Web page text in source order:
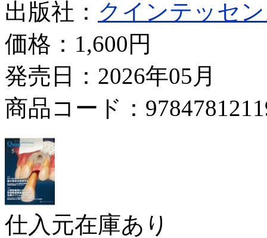
出版社： クインテッセ
価格： 1,600円
発売日：2026年05月
商品コード：
仕入元在庫あり